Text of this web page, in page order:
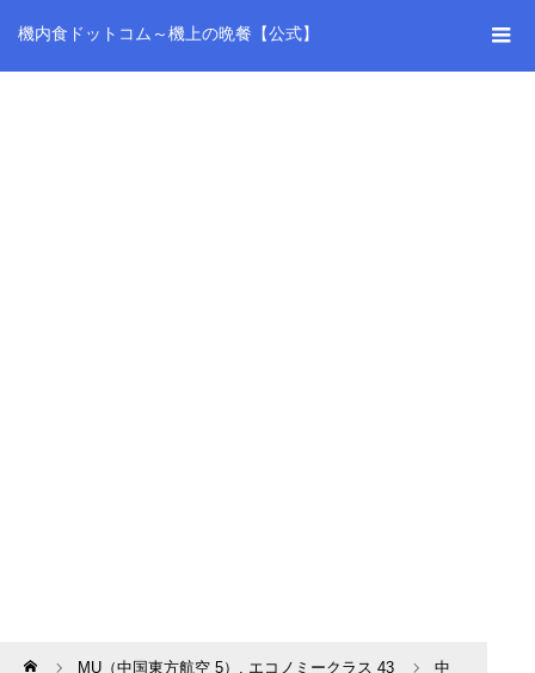
機内食ドットコム～機上の晩餐【公式】
Home MU（中国東方航空 5） , エコノミークラス 43
中